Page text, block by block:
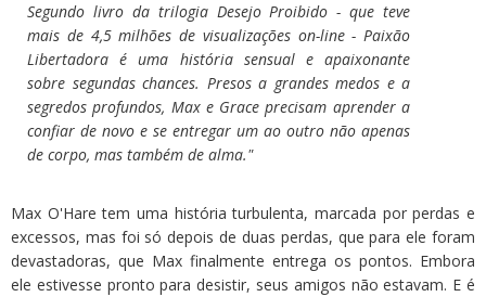
Segundo livro da trilogia Desejo Proibido - que teve
mais de 4,5 milhões de visualizações on-line - Paixão
Libertadora é uma história sensual e apaixonante
sobre segundas chances. Presos a grandes medos e a
segredos profundos, Max e Grace precisam aprender a
confiar de novo e se entregar um ao outro não apenas
de corpo, mas também de alma."
Max O'Hare tem uma história turbulenta, marcada por perdas e
excessos, mas foi só depois de duas perdas, que para ele foram
devastadoras, que Max finalmente entrega os pontos. Embora
ele estivesse pronto para desistir, seus amigos não estavam. E é